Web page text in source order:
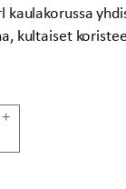
kaulakorussa
kultaiset
+